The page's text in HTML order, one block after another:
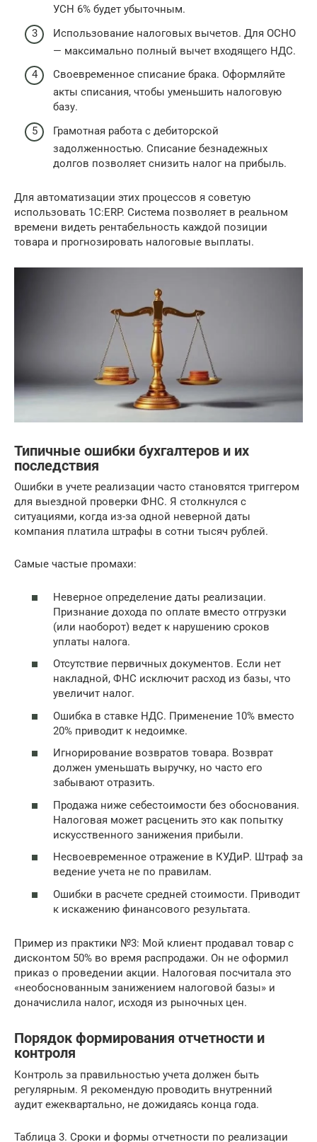
УСН 6% будет убыточным.
Использование налоговых вычетов. Для ОСНО
— максимально полный вычет входящего НДС.
Своевременное списание брака. Оформляйте
акты списания, чтобы уменьшить налоговую
базу.
Грамотная работа с дебиторской
задолженностью. Списание безнадежных
долгов позволяет снизить налог на прибыль.
Для автоматизации этих процессов я советую
использовать 1С:ERP. Система позволяет в реальном
времени видеть рентабельность каждой позиции
товара и прогнозировать налоговые выплаты.
Типичные ошибки бухгалтеров и их
последствия
Ошибки в учете реализации часто становятся триггером
для выездной проверки ФНС. Я столкнулся с
ситуациями, когда из-за одной неверной даты
компания платила штрафы в сотни тысяч рублей.
Самые частые промахи:
Неверное определение даты реализации.
Признание дохода по оплате вместо отгрузки
(или наоборот) ведет к нарушению сроков
уплаты налога.
Отсутствие первичных документов. Если нет
накладной, ФНС исключит расход из базы, что
увеличит налог.
Ошибка в ставке НДС. Применение 10% вместо
20% приводит к недоимке.
Игнорирование возвратов товара. Возврат
должен уменьшать выручку, но часто его
забывают отразить.
Продажа ниже себестоимости без обоснования.
Налоговая может расценить это как попытку
искусственного занижения прибыли.
Несвоевременное отражение в КУДиР. Штраф за
ведение учета не по правилам.
Ошибки в расчете средней стоимости. Приводит
к искажению финансового результата.
Пример из практики №3: Мой клиент продавал товар с
дисконтом 50% во время распродажи. Он не оформил
приказ о проведении акции. Налоговая посчитала это
«необоснованным занижением налоговой базы» и
доначислила налог, исходя из рыночных цен.
Порядок формирования отчетности и
контроля
Контроль за правильностью учета должен быть
регулярным. Я рекомендую проводить внутренний
аудит ежеквартально, не дожидаясь конца года.
Таблица 3. Сроки и формы отчетности по реализации